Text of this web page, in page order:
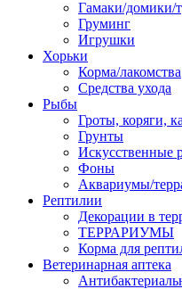
Гамаки/домики/
Груминг
Игрушки
Хорьки
Корма/лакомства
Средства ухода
Рыбы
Гроты, коряги,
Грунты
Искусственные
Фоны
Аквариумы/
Рептилии
Декорации в
ТЕРРАРИУМЫ
Корма для
Ветеринарная аптека